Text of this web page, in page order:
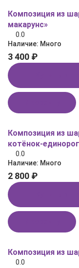
Композиция из
макарунс»
0.0
Наличие: Много
3 400 ₽
Композиция из
0.0
Наличие: Много
2 800 ₽
Композиция из
0.0